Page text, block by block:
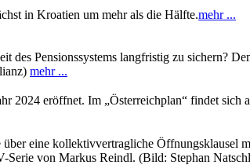
in Kroatien um mehr als die Hälfte.mehr ...
des Pensionssystems langfristig zu sichern?
mehr ...
2024 eröffnet. Im „Österreichplan“ findet sich
eine kollektivvertragliche Öffnungsklausel
Serie von Markus Reindl. (Bild: Stephan